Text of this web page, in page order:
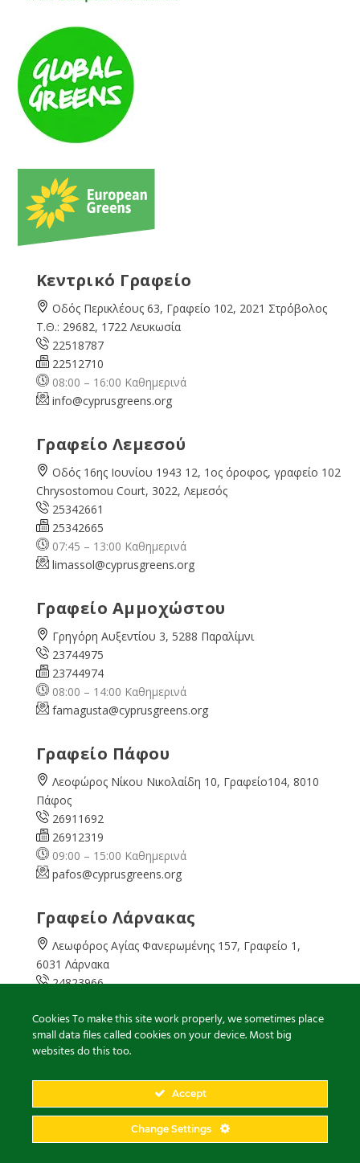
Κεντρικό Γραφείο
Οδός Περικλέους 63, Γραφείο 102, 2021 Στρόβολος
Τ.Θ.: 29682, 1722 Λευκωσία
22518787
22512710
08:00 – 16:00 Καθημερινά
info@cyprusgreens.org
Γραφείο Λεμεσού
Οδός 16ης Ιουνίου 1943 12, 1ος όροφος, γραφείο 102
Chrysostomou Court, 3022, Λεμεσός
25342661
25342665
07:45 – 13:00 Καθημερινά
limassol@cyprusgreens.org
Γραφείο Αμμοχώστου
Γρηγόρη Αυξεντίου 3, 5288 Παραλίμνι
23744975
23744974
08:00 – 14:00 Καθημερινά
famagusta@cyprusgreens.org
Γραφείο Πάφου
Λεοφώρος Νίκου Νικολαίδη 10, Γραφείο104, 8010
Πάφος
26911692
26912319
09:00 – 15:00 Καθημερινά
pafos@cyprusgreens.org
Γραφείο Λάρνακας
Λεωφόρος Αγίας Φανερωμένης 157, Γραφείο 1,
6031 Λάρνακα
24823966
08:00 – 16:00 Καθημερινά
larnaka@cyprusgreens.org
2026© Ολα τα δικαιώματα διατηρούνται
Cookies To make this site work properly, we sometimes place
small data files called cookies on your device. Most big
websites do this too.
Accept
Change Settings